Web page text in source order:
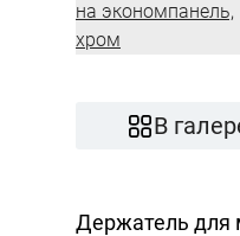
В
Держатель для